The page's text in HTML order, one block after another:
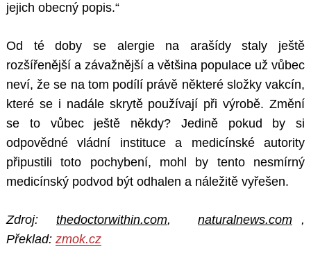
jejich obecný popis.“
Od té doby se alergie na arašídy staly ještě
rozšířenější a závažnější a většina populace už vůbec
neví, že se na tom podílí právě některé složky vakcín,
které se i nadále skrytě používají při výrobě. Změní
se to vůbec ještě někdy? Jedině pokud by si
odpovědné vládní instituce a medicínské autority
připustili toto pochybení, mohl by tento nesmírný
medicínský podvod být odhalen a náležitě vyřešen.
Zdroj: thedoctorwithin.com, naturalnews.com
,
Překlad: zmok.cz